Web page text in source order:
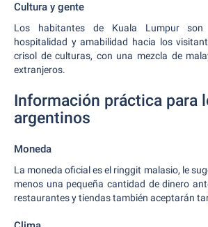
Cultura y gente
Los habitantes de Kuala Lumpur
hospitalidad y amabilidad hacia los
crisol de culturas, con una mezcla de
extranjeros.
Información práctica para
argentinos
Moneda
La moneda oficial es el ringgit malasio, le
menos una pequeña cantidad de dinero
restaurantes y tiendas también aceptarán